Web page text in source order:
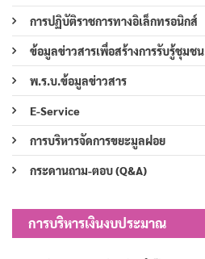
การปฏิบัติราชการทางอิเล็กทรอนิกส์
ข้อมูลข่าวสารเพื่อสร้างการรับรู้ชุมชน
พ.ร.บ.ข้อมูลข่าวสาร
E-Service
การบริหารจัดการขยะมูลฝอย
กระดานถาม-ตอบ (Q&A)
การบริหารเงินงบประมาณ